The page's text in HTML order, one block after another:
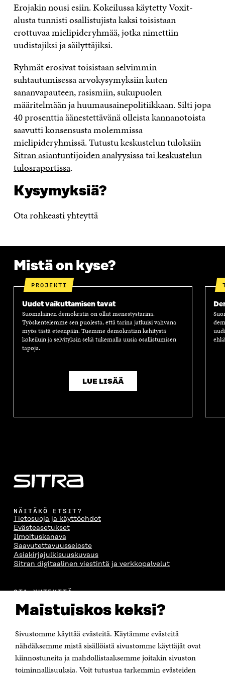
Maistuiskos keksi?
Sivustomme käyttää evästeitä. Käytämme evästeitä
nähdäksemme mistä sisällöistä sivustomme käyttäjät ovat
kiinnostuneita ja mahdollistaaksemme joitakin sivuston
toiminnallisuuksia. Voit tutustua tarkemmin evästeiden
Erojakin nousi esiin. Kokeilussa käytetty Voxit-
alusta tunnisti osallistujista kaksi toisistaan
erottuvaa mielipideryhmää, jotka nimettiin
uudistajiksi ja säilyttäjiksi.
Ryhmät erosivat toisistaan selvimmin
suhtautumisessa arvokysymyksiin kuten
sananvapauteen, rasismiin, sukupuolen
määritelmään ja huumausainepolitiikkaan. Silti jopa
40 prosenttia äänestettävänä olleista kannanotoista
saavutti konsensusta molemmissa
mielipideryhmissä. Tutustu keskustelun tuloksiin
Sitran asiantuntijoiden analyysissataikeskustelun
tulosraportissa.
Kysymyksiä?
Ota rohkeasti yhteyttä
Mistä on kyse?
PROJEKTI
Uudet vaikuttamisen tavat
Suomalainen demokratia on ollut menestystarina.
Työskentelemme sen puolesta, että tarina jatkuisi vahvana
myös tästä eteenpäin. Tuemme demokratian kehitystä
kokeiluin ja selvityksin sekä tukemalla uusia osallistumisen
tapoja.
LUE LISÄÄ
NÄITÄKÖ ETSIT?
Tietosuoja ja käyttöehdot
Evästeasetukset
Ilmoituskanava
Saavutettavuusseloste
Asiakirjajulkisuuskuvaus
Sitran digitaalinen viestintä ja verkkopalvelut
OTA YHTEYTTÄ
Itämerenkatu 11-13, PL 160,
00181 Helsinki
Puhelin +358 294 618 991
Sähköpostiosoite
Saapumisohjeet